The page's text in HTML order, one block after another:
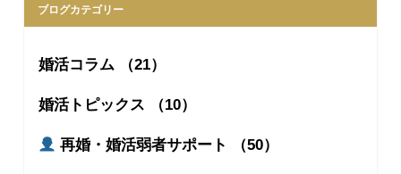
ブログカテゴリー
婚活コラム （21）
婚活トピックス （10）
再婚・婚活弱者サポート （50）